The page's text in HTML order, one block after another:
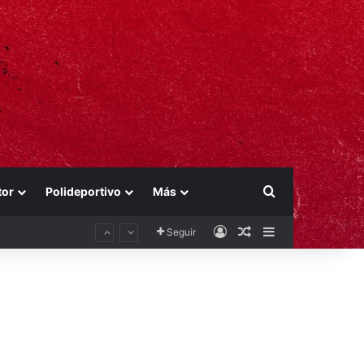
Polideportivo Más Buscar por
Seguir AccesoPublicación al
Barra lateral